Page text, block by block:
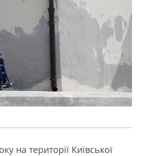
на території Київської